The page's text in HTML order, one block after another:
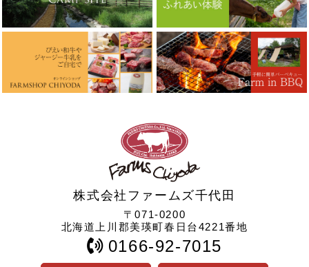
株式会社ファームズ千代田
〒071-0200
北海道上川郡美瑛町春日台4221番地
0166-92-7015